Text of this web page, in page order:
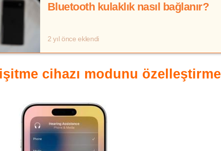
Bluetooth kulaklık nasıl bağlanır?
2 yıl önce eklendi
cihazı modunu özelleştirme